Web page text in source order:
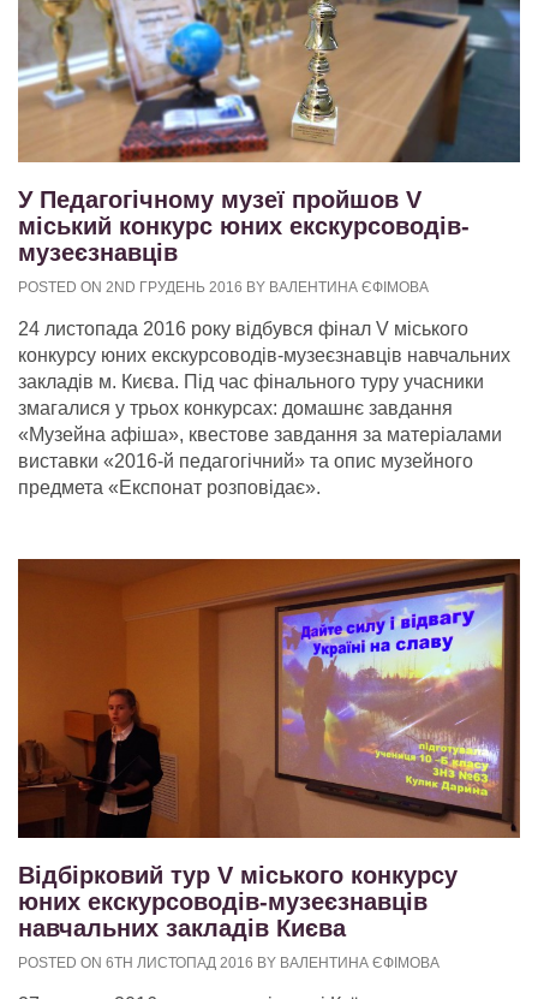
У Педагогічному музеї пройшов V
міський конкурс юних екскурсоводів-
музеєзнавців
POSTED ON 2ND ГРУДЕНЬ 2016 BY ВАЛЕНТИНА ЄФІМОВА
24 листопада 2016 року відбувся фінал V міського
конкурсу юних екскурсоводів-музеєзнавців навчальних
закладів м. Києва. Під час фінального туру учасники
змагалися у трьох конкурсах: домашнє завдання
«Музейна афіша», квестове завдання за матеріалами
виставки «2016-й педагогічний» та опис музейного
предмета «Експонат розповідає».
Відбірковий тур V міського конкурсу
юних екскурсоводів-музеєзнавців
навчальних закладів Києва
POSTED ON 6TH ЛИСТОПАД 2016 BY ВАЛЕНТИНА ЄФІМОВА